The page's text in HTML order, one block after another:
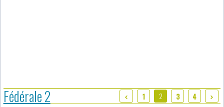
Fédérale 2 1 2 3 4